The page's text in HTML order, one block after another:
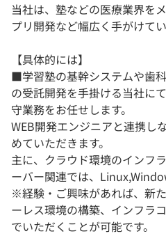
当社は、塾などの医療業界を
プリ開発など幅広く手がけてい
【具体的には】
■学習塾の基幹システムや歯
の受託開発を手掛ける当社に
守業務をお任せします。
WEB開発エンジニアと連携し
めていただきます。
主に、クラウド環境のインフ
ーバー関連では、
※経験・ご興味があれば、新
ーレス環境の構築、インフラ
でいただくことが可能です。